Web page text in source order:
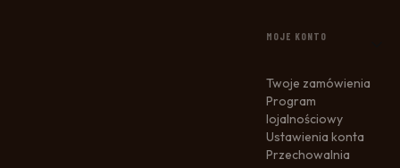
LINKI W STOPCE
MOJE KONTO
Twoje zamówienia
Program
lojalnościowy
Ustawienia konta
Przechowalnia